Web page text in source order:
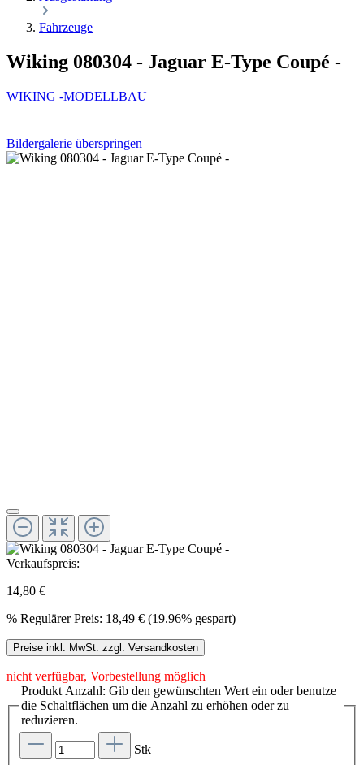
Fahrzeuge
Wiking 080304 - Jaguar E-Type Coupé -
WIKING -MODELLBAU
Bildergalerie überspringen
Verkaufspreis:
14,80 €
% Regulärer Preis: 18,49 € (19.96% gespart)
Preise inkl. MwSt. zzgl. Versandkosten
nicht verfügbar, Vorbestellung möglich
Produkt Anzahl: Gib den gewünschten Wert ein oder benutze
die Schaltflächen um die Anzahl zu erhöhen oder zu
reduzieren.
Stk